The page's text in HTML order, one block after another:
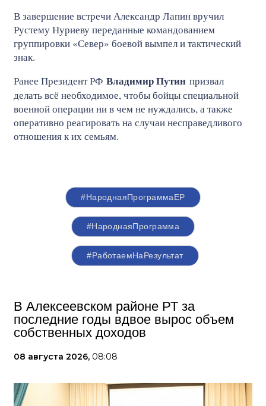
В завершение встречи Александр Лапин вручил
Рустему Нуриеву переданные командованием
группировки «Север» боевой вымпел и тактический
знак.
Ранее Президент РФ Владимир Путин призвал
делать всё необходимое, чтобы бойцы специальной
военной операции ни в чем не нуждались, а также
оперативно реагировать на случаи несправедливого
отношения к их семьям.
#НароднаяПрограммаЕР
#НароднаяПрограмма
#РаботаемНаРезультат
В Алексеевском районе РТ за
последние годы вдвое вырос объем
собственных доходов
08 августа 2026, 08:08